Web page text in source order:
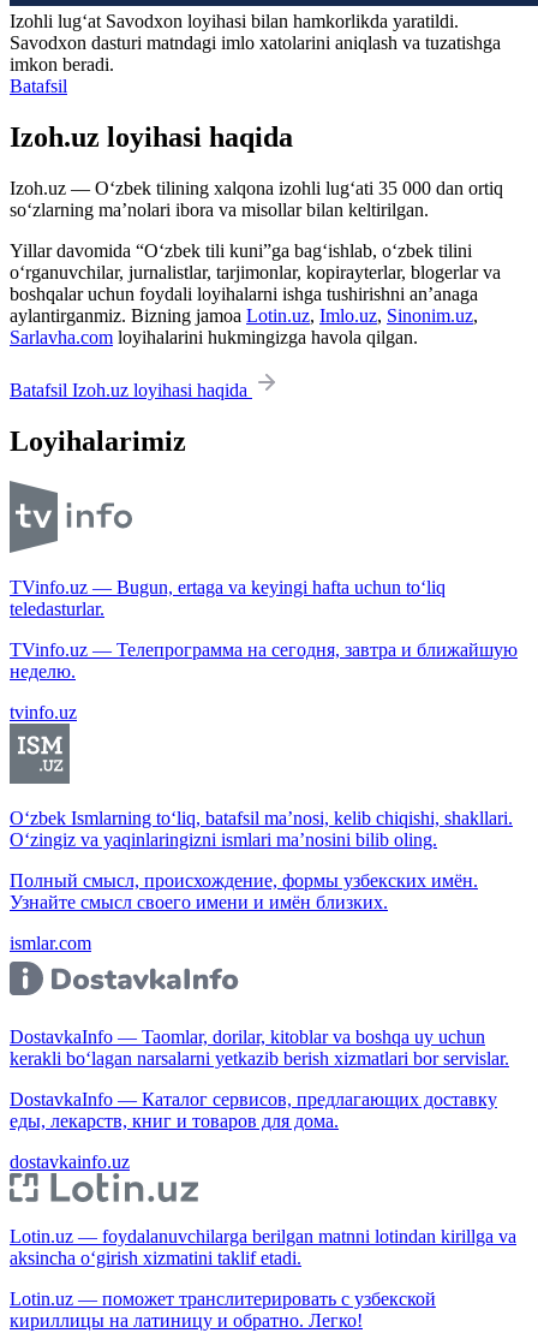
Izohli lugʻat Savodxon loyihasi bilan hamkorlikda yaratildi.
Savodxon dasturi matndagi imlo xatolarini aniqlash va tuzatishga
imkon beradi.
Batafsil
Izoh.uz loyihasi haqida
Izoh.uz — O‘zbek tilining xalqona izohli lug‘ati 35 000 dan ortiq
so‘zlarning ma’nolari ibora va misollar bilan keltirilgan.
Yillar davomida “O‘zbek tili kuni”ga bag‘ishlab, o‘zbek tilini
o‘rganuvchilar, jurnalistlar, tarjimonlar, kopirayterlar, blogerlar va
boshqalar uchun foydali loyihalarni ishga tushirishni an’anaga
aylantirganmiz. Bizning jamoa Lotin.uz, Imlo.uz, Sinonim.uz,
Sarlavha.com loyihalarini hukmingizga havola qilgan.
Batafsil Izoh.uz loyihasi haqida
Loyihalarimiz
TVinfo.uz — Bugun, ertaga va keyingi hafta uchun to‘liq
teledasturlar.
TVinfo.uz — Телепрограмма на сегодня, завтра и ближайшую
неделю.
tvinfo.uz
O‘zbek Ismlarning to‘liq, batafsil ma’nosi, kelib chiqishi, shakllari.
O‘zingiz va yaqinlaringizni ismlari ma’nosini bilib oling.
Полный смысл, происхождение, формы узбекских имён.
Узнайте смысл своего имени и имён близких.
ismlar.com
DostavkaInfo — Taomlar, dorilar, kitoblar va boshqa uy uchun
kerakli bo‘lagan narsalarni yetkazib berish xizmatlari bor servislar.
DostavkaInfo — Каталог сервисов, предлагающих доставку
еды, лекарств, книг и товаров для дома.
dostavkainfo.uz
Lotin.uz — foydalanuvchilarga berilgan matnni lotindan kirillga va
aksincha o‘girish xizmatini taklif etadi.
Lotin.uz — поможет транслитерировать с узбекской
кириллицы на латиницу и обратно. Легко!